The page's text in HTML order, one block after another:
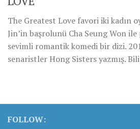
The Greatest Love favori iki kadın
Jin’in başrolunü Cha Seung Won ile
sevimli romantik komedi bir dizi.
senaristler Hong Sisters yazmış.
FOLLOW: